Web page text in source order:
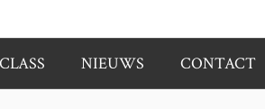
NIEUWS CONTACT